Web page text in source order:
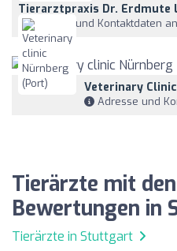
Tierarztpraxis Dr. Erdmute
Adresse und Kontaktdaten
Veterinary
Adresse und
Tierärzte mit
Bewertungen in
Tierärzte in Stuttgart